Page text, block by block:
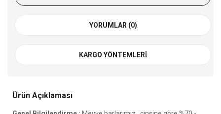
YORUMLAR (0)
KARGO YÖNTEMLERI
Ürün Açıklaması